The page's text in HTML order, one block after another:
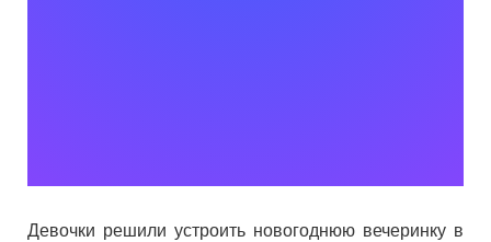
Девочки решили устроить новогоднюю вечеринку в